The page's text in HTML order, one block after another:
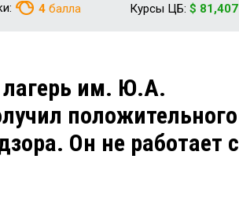
4 балла Курсы ЦБ: $
им. Ю.А.
положительного
Он не работает с